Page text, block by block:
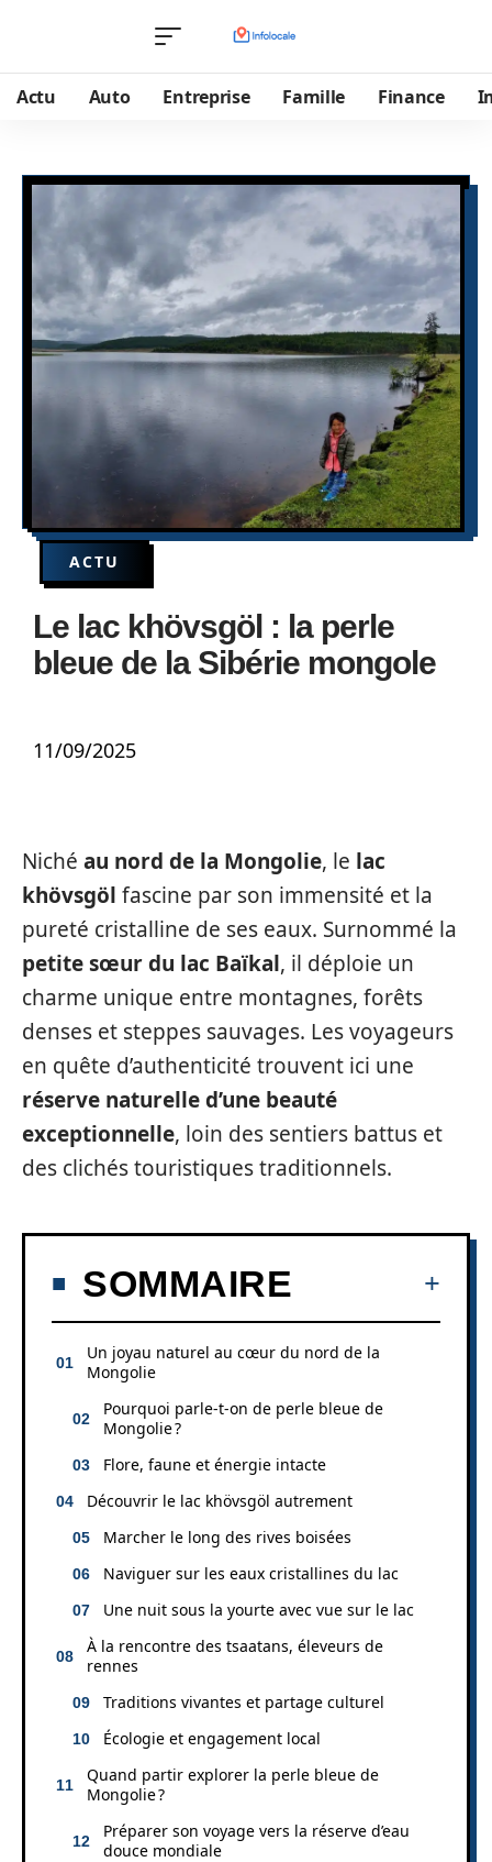
Actu Auto Entreprise Famille Finance
ACTU
Le lac khövsgöl : la perle
bleue de la Sibérie mongole
11/09/2025
Niché au nord de la Mongolie, le lac
khövsgöl fascine par son immensité et la
pureté cristalline de ses eaux. Surnommé la
petite sœur du lac Baïkal, il déploie un
charme unique entre montagnes, forêts
denses et steppes sauvages. Les voyageurs
en quête d’authenticité trouvent ici une
réserve naturelle d’une beauté
exceptionnelle, loin des sentiers battus et
des clichés touristiques traditionnels.
SOMMAIRE
Un joyau naturel au cœur du nord de la
Mongolie
Pourquoi parle-t-on de perle bleue de
Mongolie ?
Flore, faune et énergie intacte
Découvrir le lac khövsgöl autrement
Marcher le long des rives boisées
Naviguer sur les eaux cristallines du lac
Une nuit sous la yourte avec vue sur le lac
À la rencontre des tsaatans, éleveurs de
rennes
Traditions vivantes et partage culturel
Écologie et engagement local
Quand partir explorer la perle bleue de
Mongolie ?
Préparer son voyage vers la réserve d’eau
douce mondiale